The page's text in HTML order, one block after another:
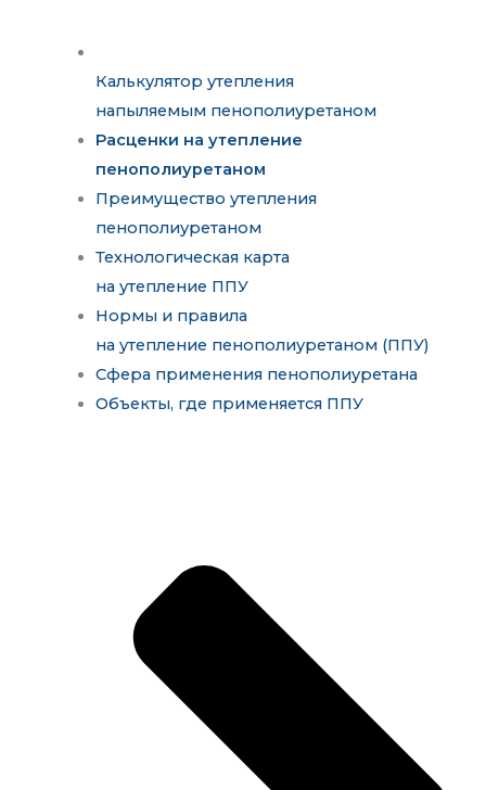
Калькулятор утепления
напыляемым пенополиуретаном
Расценки на утепление
пенополиуретаном
Преимущество утепления
пенополиуретаном
Технологическая карта
на утепление ППУ
Нормы и правила
на утепление пенополиуретаном (ППУ)
Сфера применения пенополиуретана
Объекты, где применяется ППУ